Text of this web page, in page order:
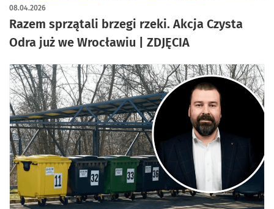
Razem sprzątali brzegi rzeki. Akcja Czysta
Odra już we Wrocławiu | ZDJĘCIA
08.04.2026
artykuł z galerią zdjęć